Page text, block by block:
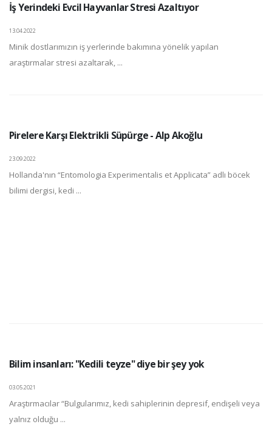
İş Yerindeki Evcil Hayvanlar Stresi Azaltıyor
13.04.2022
Minik dostlarımızın iş yerlerinde bakımına yönelik yapılan
araştırmalar stresi azaltarak, ...
Pirelere Karşı Elektrikli Süpürge - Alp Akoğlu
23.09.2022
Hollanda'nın “Entomologia Experimentalis et Applicata” adlı böcek
bilimi dergisi, kedi ...
Bilim insanları: "Kedili teyze" diye bir şey yok
03.05.2021
Araştırmacılar “Bulgularımız, kedi sahiplerinin depresif, endişeli veya
yalnız olduğu ...